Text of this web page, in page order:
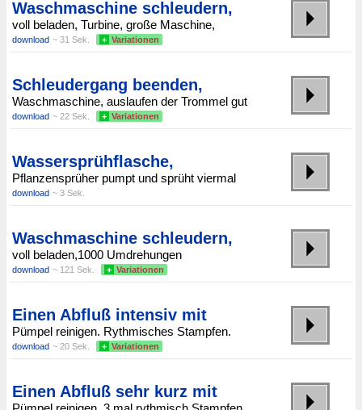
Waschmaschine schleudern,
voll beladen, Turbine, große Maschine,
download ~ 31 Sek. + Variationen
Schleudergang beenden,
Waschmaschine, auslaufen der Trommel gut
download ~ 22 Sek. + Variationen
Wassersprühflasche,
Pflanzensprüher pumpt und sprüht viermal
download ~ 3 Sek.
Waschmaschine schleudern,
voll beladen,1000 Umdrehungen
download ~ 121 Sek. + Variationen
Einen Abfluß intensiv mit
Pümpel reinigen. Rythmisches Stampfen.
download ~ 20 Sek. + Variationen
Einen Abfluß sehr kurz mit